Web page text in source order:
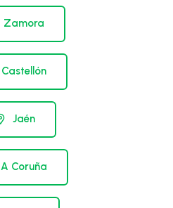
Zamora
Castellón
Jaén
A Coruña